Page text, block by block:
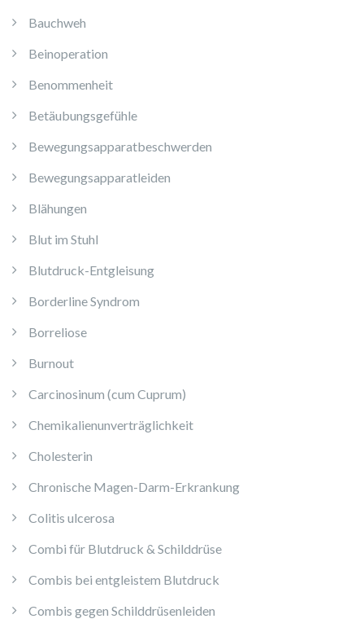
Bauchweh
Beinoperation
Benommenheit
Betäubungsgefühle
Bewegungsapparatbeschwerden
Bewegungsapparatleiden
Blähungen
Blut im Stuhl
Blutdruck-Entgleisung
Borderline Syndrom
Borreliose
Burnout
Carcinosinum (cum Cuprum)
Chemikalienunverträglichkeit
Cholesterin
Chronische Magen-Darm-Erkrankung
Colitis ulcerosa
Combi für Blutdruck & Schilddrüse
Combis bei entgleistem Blutdruck
Combis gegen Schilddrüsenleiden